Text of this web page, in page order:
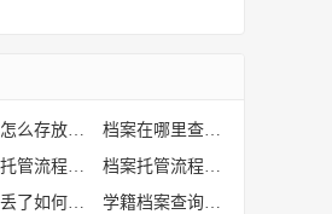
档案怎么存放到人才市场 (535) 档案在哪里查询
档案托管流程(454) 档案托管流程
档案丢了如何补办 (301) 学籍档案查询